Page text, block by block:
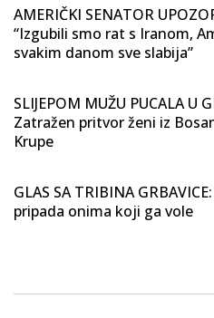
AMERIČKI SENATOR
“Izgubili smo rat s Iranom,
svakim danom sve slabija”
SLIJEPOM MUŽU PUCALA U
Zatražen pritvor ženi iz
Krupe
GLAS SA TRIBINA
pripada onima koji ga vole